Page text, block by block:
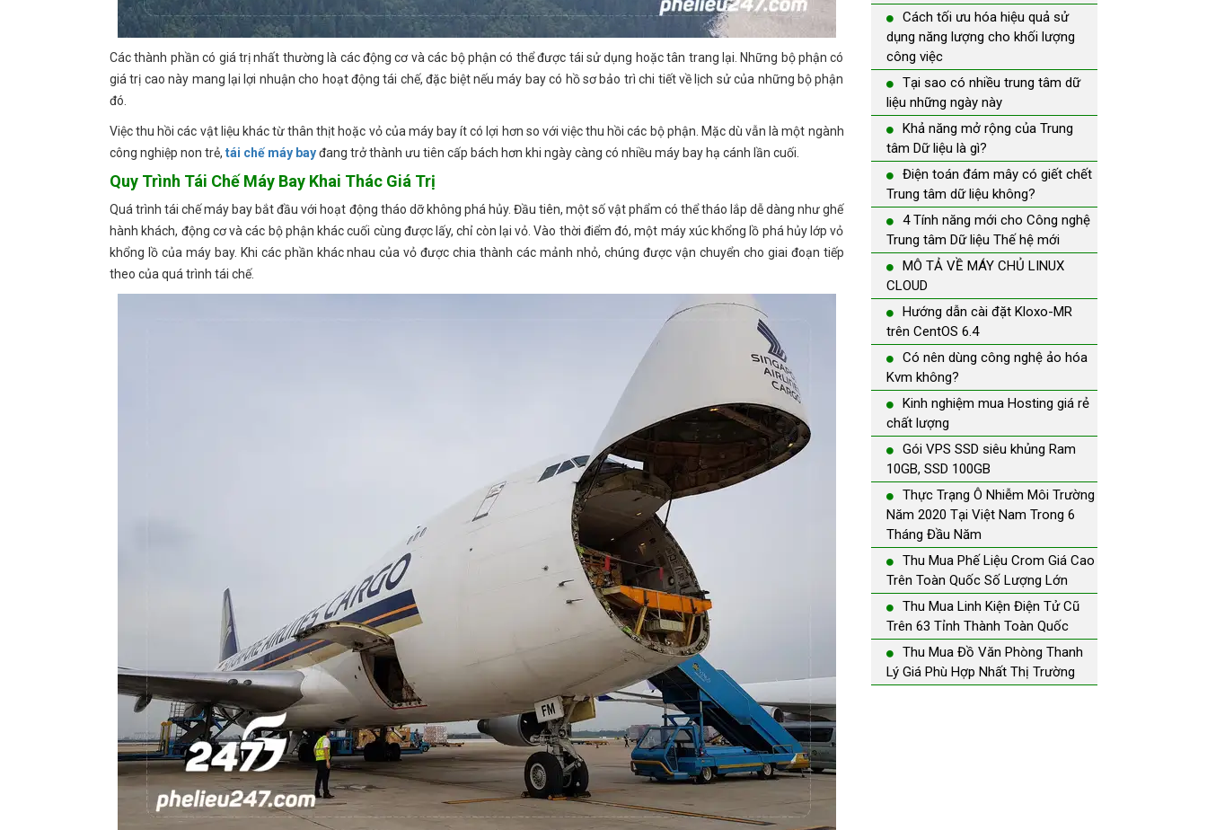
Các thành phần có giá trị nhất thường là các động cơ và các bộ phận có thể được tái sử dụng hoặc tân trang lại. Những bộ phận có
giá trị cao này mang lại lợi nhuận cho hoạt động tái chế, đặc biệt nếu máy bay có hồ sơ bảo trì chi tiết về lịch sử của những bộ phận
đó.
Việc thu hồi các vật liệu khác từ thân thịt hoặc vỏ của máy bay ít có lợi hơn so với việc thu hồi các bộ phận. Mặc dù vẫn là một ngành
công nghiệp non trẻ, tái chế máy bayđang trở thành ưu tiên cấp bách hơn khi ngày càng có nhiều máy bay hạ cánh lần cuối.
Quy Trình Tái Chế Máy Bay Khai Thác Giá Trị
Quá trình tái chế máy bay bắt đầu với hoạt động tháo dỡ không phá hủy. Đầu tiên, một số vật phẩm có thể tháo lắp dễ dàng như ghế
hành khách, động cơ và các bộ phận khác cuối cùng được lấy, chỉ còn lại vỏ. Vào thời điểm đó, một máy xúc khổng lồ phá hủy lớp vỏ
khổng lồ của máy bay. Khi các phần khác nhau của vỏ được chia thành các mảnh nhỏ, chúng được vận chuyển cho giai đoạn tiếp
theo của quá trình tái chế.
Cách tối ưu hóa hiệu quả sử
dụng năng lượng cho khối lượng
công việc
Tại sao có nhiều trung tâm dữ
liệu những ngày này
Khả năng mở rộng của Trung
tâm Dữ liệu là gì?
Điện toán đám mây có giết chết
Trung tâm dữ liệu không?
4 Tính năng mới cho Công nghệ
Trung tâm Dữ liệu Thế hệ mới
MÔ TẢ VỀ MÁY CHỦ LINUX
CLOUD
Hướng dẫn cài đặt Kloxo-MR
trên CentOS 6.4
Có nên dùng công nghệ ảo hóa
Kvm không?
Kinh nghiệm mua Hosting giá rẻ
chất lượng
Gói VPS SSD siêu khủng Ram
10GB, SSD 100GB
Thực Trạng Ô Nhiễm Môi Trường
Năm 2020 Tại Việt Nam Trong 6
Tháng Đầu Năm
Thu Mua Phế Liệu Crom Giá Cao
Trên Toàn Quốc Số Lượng Lớn
Thu Mua Linh Kiện Điện Tử Cũ
Trên 63 Tỉnh Thành Toàn Quốc
Thu Mua Đồ Văn Phòng Thanh
Lý Giá Phù Hợp Nhất Thị Trường